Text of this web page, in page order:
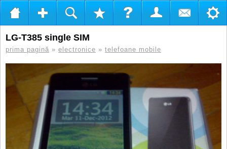
LG-T385 single SIM
prima pagină » electronice » telefoane mobile